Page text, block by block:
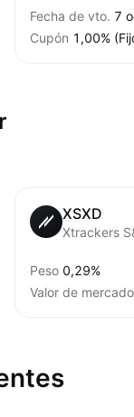
Fecha de vto. 7
Cupón 1,00%
XSXD
Peso 0,29%
Valor de mercado